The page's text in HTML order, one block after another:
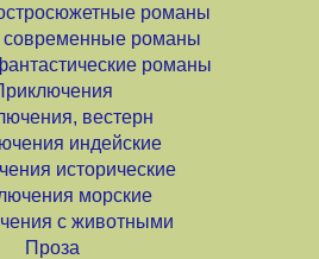
романы
романы
романы
вестерн
индейские
исторические
морские
с животными
Проза